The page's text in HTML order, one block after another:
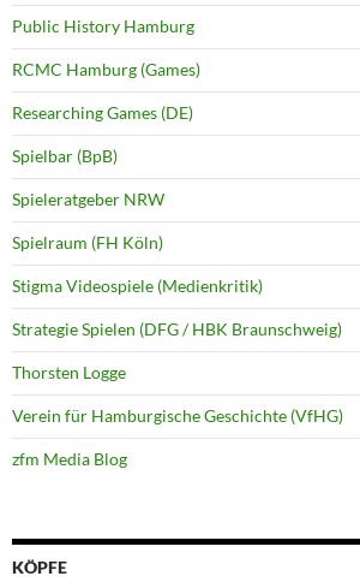
Public History Hamburg
RCMC Hamburg (Games)
Researching Games (DE)
Spielbar (BpB)
Spieleratgeber NRW
Spielraum (FH Köln)
Stigma Videospiele (Medienkritik)
Strategie Spielen (DFG / HBK Braunschweig)
Thorsten Logge
Verein für Hamburgische Geschichte (VfHG)
zfm Media Blog
KÖPFE